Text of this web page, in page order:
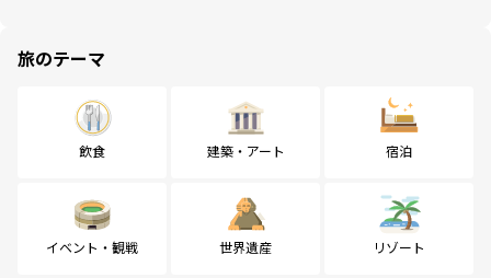
旅のテーマ
飲食 建築・アート 宿泊
イベント・観戦 世界遺産 リゾート